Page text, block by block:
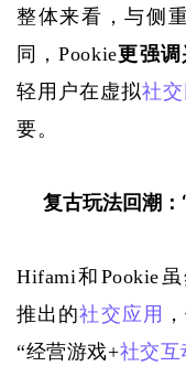
整体来看，与侧
同，Pookie更强
轻用户在虚拟社
要。
复古玩法回潮：
Hifami和Pookie
推出的社交应用
“经营游戏+社交互